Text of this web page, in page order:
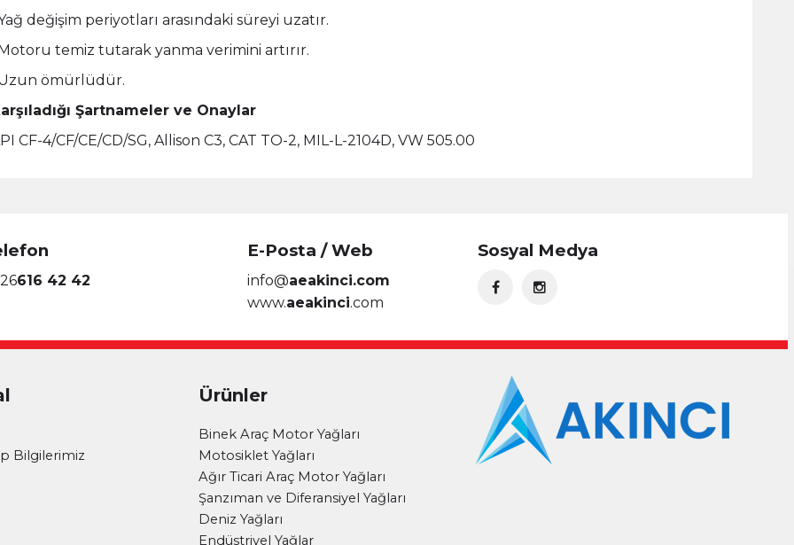
değişim periyotları arasındaki süreyi uzatır.
Motoru temiz tutarak yanma verimini artırır.
Uzun ömürlüdür.
Şartnameler ve Onaylar
CF-4/CF/CE/CD/SG, Allison C3, CAT TO-2, MIL-L-2104D, VW 505.00
616 42 42
E-Posta / Web
info@aeakinci.com
www.aeakinci.com
Sosyal Medya
Bilgilerimiz
Ürünler
Binek Araç Motor Yağları
Motosiklet Yağları
Ağır Ticari Araç Motor Yağları
Şanzıman ve Diferansiyel Yağları
Deniz Yağları
Endüstriyel Yağlar